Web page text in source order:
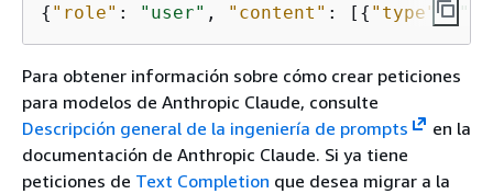
{ "role" : "user" , "content" : [ { "type" :
Para obtener información sobre cómo crear peticiones
para modelos de Anthropic Claude, consulte
Descripción general de la ingeniería de prompts
en la
documentación de Anthropic Claude. Si ya tiene
peticiones de Text Completion que desea migrar a la